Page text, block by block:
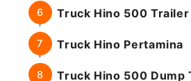
Truck Hino 500 Trailer
Truck Hino Pertamina
Truck Hino 500 Dump